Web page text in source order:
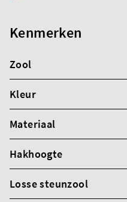
Kenmerken
Zool
Kleur
Materiaal
Hakhoogte
Losse steunzool